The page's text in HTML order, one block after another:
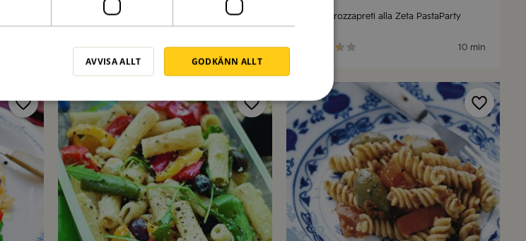
Pasta Strozzapreti Ceci
30 min
Pasta Strozzapreti alla Zeta PastaParty
10 min
GODKÄNN ALLT
AVVISA ALLT